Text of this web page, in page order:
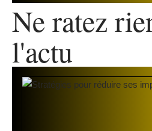
Ne ratez
l'actu